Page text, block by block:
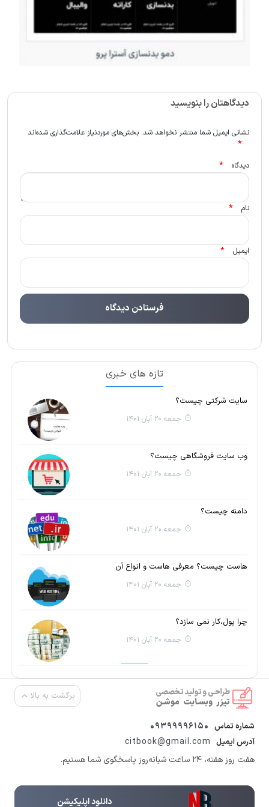
دیدگاهتان را بنویسید
نشانی ایمیل شما منتشر نخواهد شد. بخش‌های موردنیاز علامت‌گذاری شده‌اند
*
دیدگاه *
نام *
ایمیل *
تازه های خبری
سایت شرکتی چیست؟
جمعه 20 آبان 1401
وب سایت فروشگاهی چیست؟
جمعه 20 آبان 1401
دامنه چیست؟
جمعه 20 آبان 1401
هاست چیست؟ معرفی هاست و انواع آن
جمعه 20 آبان 1401
چرا پول،کار نمی سازد؟
جمعه 20 آبان 1401
برگشت به بالا
شماره تماس 09399996150
آدرس ایمیل citbook@gmail.com
هفت روز هفته، ۲۴ ساعت شبانه‌روز پاسخگوی شما هستیم.
دانلود اپلیکیشن